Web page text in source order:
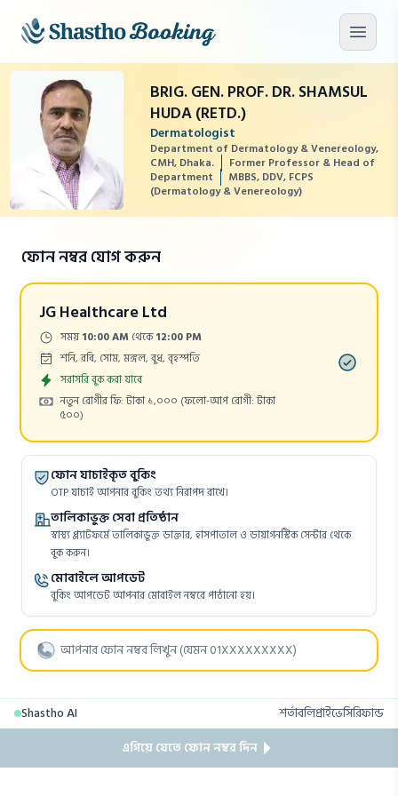
মেনু
BRIG. GEN. PROF. DR. SHAMSUL
HUDA (RETD.)
Dermatologist
Department of Dermatology & Venereology,
CMH, Dhaka.
Former Professor & Head of
Department
MBBS, DDV, FCPS
(Dermatology & Venereology)
ফোন নম্বর যোগ করুন
JG Healthcare Ltd
Time:সময়10:00 AM থেকে12:00 PM
Days:শনি, রবি, সোম, মঙ্গল, বুধ, বৃহস্পতি
Appointment
সরাসরি বুক করা যাবে
Cost:নতুন রোগীর ফি: টাকা ১,০০০ (ফলো-আপ রোগী: টাকা
৫০০)
ফোন যাচাইকৃত বুকিং
OTP যাচাই আপনার বুকিং তথ্য নিরাপদ রাখে।
তালিকাভুক্ত সেবা প্রতিষ্ঠান
স্বাস্থ্য প্ল্যাটফর্মে তালিকাভুক্ত ডাক্তার, হাসপাতাল ও ডায়াগনস্টিক সেন্টার থেকে
বুক করুন।
মোবাইলে আপডেট
বুকিং আপডেট আপনার মোবাইল নম্বরে পাঠানো হয়।
এগিয়ে যেতে ফোন নম্বর দিন
Shastho AI শর্তাবলিপ্রাইভেসিরিফান্ড